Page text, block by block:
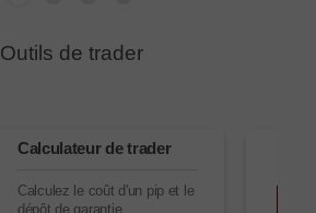
Outils de trader
Calculateur de trader
Calculez le coût d'un pip et le
dépôt de garantie